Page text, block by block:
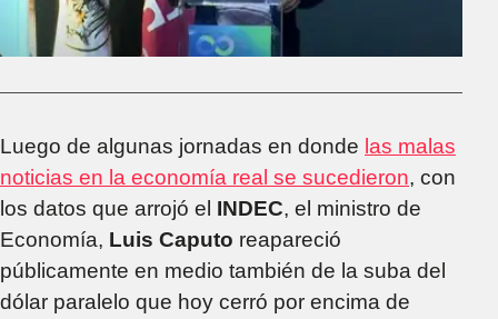
Luego de algunas jornadas en donde las malas
noticias en la economía real se sucedieron, con
los datos que arrojó el INDEC, el ministro de
Economía, Luis Caputo reapareció
públicamente en medio también de la suba del
dólar paralelo que hoy cerró por encima de